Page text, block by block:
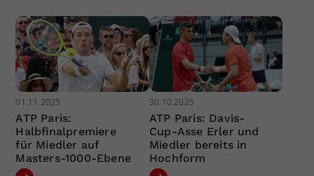
01.11.2025
ATP Paris:
Halbfinalpremiere
für Miedler auf
Masters-1000-Ebene
30.10.2025
ATP Paris: Davis-
Cup-Asse Erler und
Miedler bereits in
Hochform